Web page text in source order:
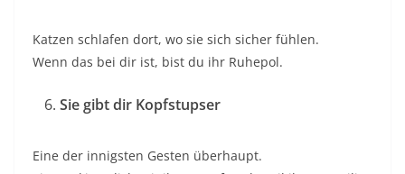
Katzen schlafen dort, wo sie sich sicher fühlen.
Wenn das bei dir ist, bist du ihr Ruhepol.
Sie gibt dir Kopfstupser
Eine der innigsten Gesten überhaupt.